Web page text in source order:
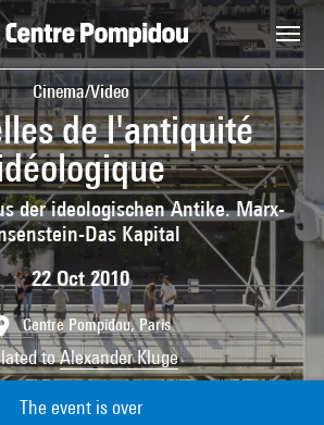
Cinema/Video
de l'antiquité
der ideologischen Antike. Marx-
Das Kapital
22 Oct 2010
Centre Pompidou, Paris
toAlexander Kluge
The event is over